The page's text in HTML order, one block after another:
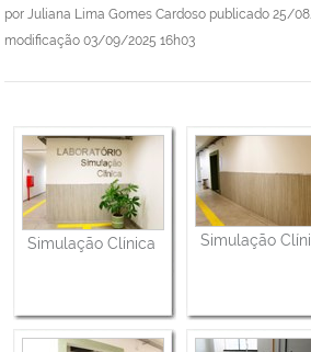
por Juliana Lima Gomes Cardoso publicado 25/
modificação 03/09/2025 16h03
Simulação Clínica Simulação